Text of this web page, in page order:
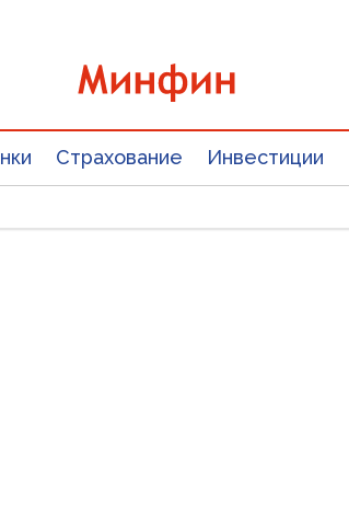
Страхование Инвестиции